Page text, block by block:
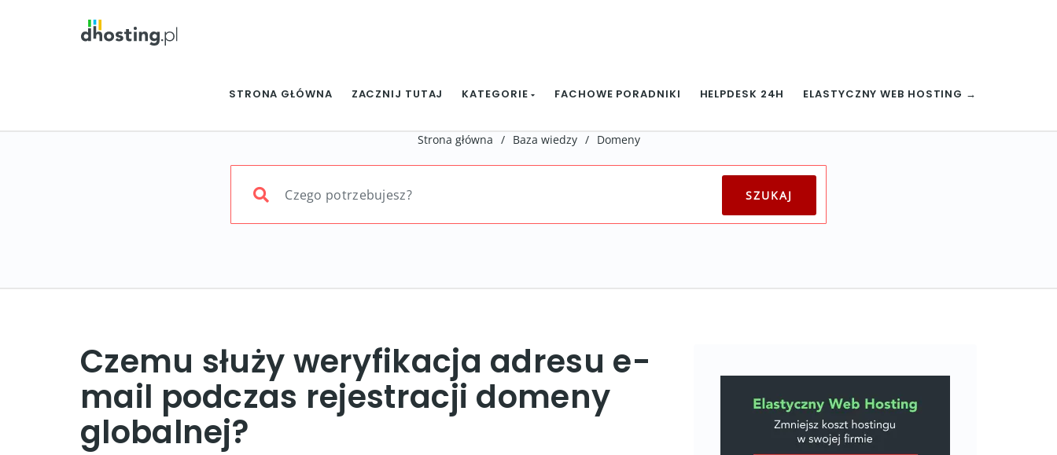
STRONA GŁÓWNA ZACZNIJ TUTAJ KATEGORIE FACHOWE PORADNIKI HELPDESK 24H ELASTYCZNY WEB HOSTING →
Strona główna / Baza wiedzy / Domeny
Czemu służy weryfikacja adresu e-
mail podczas rejestracji domeny
globalnej?